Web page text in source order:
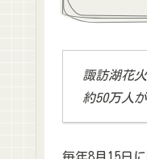
諏訪湖花
約50万人